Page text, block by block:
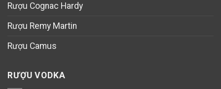
Rượu Cognac Hardy
Rượu Remy Martin
Rượu Camus
RƯỢU VODKA